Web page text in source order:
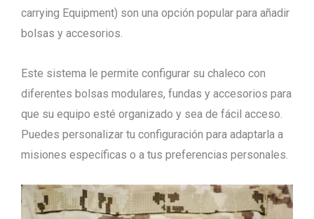
carrying Equipment) son una opción popular para añadir
bolsas y accesorios.
Este sistema le permite configurar su chaleco con
diferentes bolsas modulares, fundas y accesorios para
que su equipo esté organizado y sea de fácil acceso.
Puedes personalizar tu configuración para adaptarla a
misiones específicas o a tus preferencias personales.